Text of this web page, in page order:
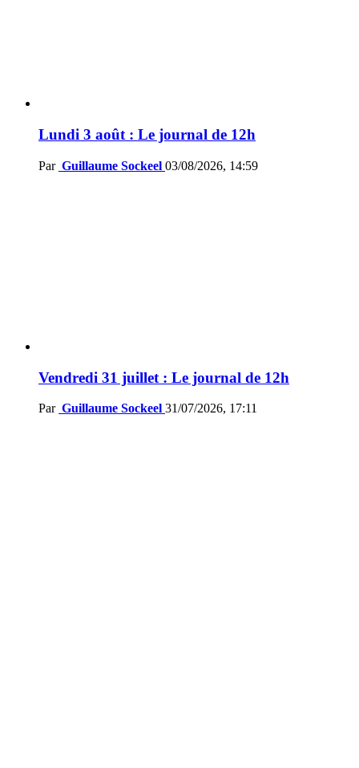
Lundi 3 août : Le journal de 12h
Par Guillaume Sockeel 03/08/2026, 14:59
Vendredi 31 juillet : Le journal de 12h
Par Guillaume Sockeel 31/07/2026, 17:11